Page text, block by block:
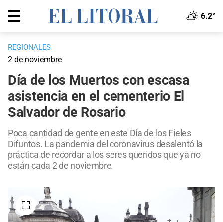
6.2°
REGIONALES
2 de noviembre
Día de los Muertos con escasa
asistencia en el cementerio El
Salvador de Rosario
Poca cantidad de gente en este Día de los Fieles
Difuntos. La pandemia del coronavirus desalentó la
práctica de recordar a los seres queridos que ya no
están cada 2 de noviembre.